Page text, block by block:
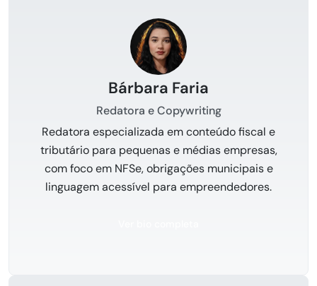
Bárbara Faria
Redatora e Copywriting
Redatora especializada em conteúdo fiscal e
tributário para pequenas e médias empresas,
com foco em NFSe, obrigações municipais e
linguagem acessível para empreendedores.